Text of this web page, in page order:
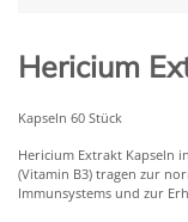
Hericium
Kapseln 60 Stück
Hericium Extrakt Kapseln
(Vitamin B3) tragen zur
Immunsystems und zur